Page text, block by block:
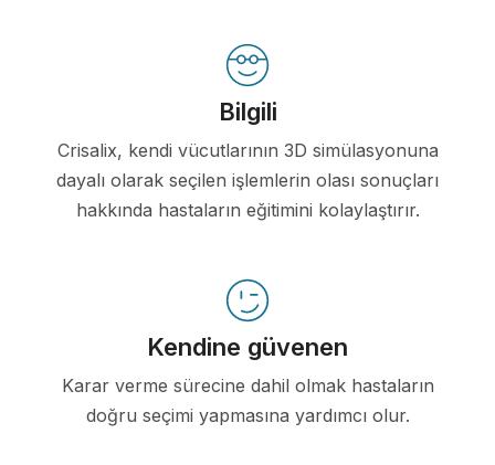
Bilgili
Crisalix, kendi vücutlarının 3D simülasyonuna
dayalı olarak seçilen işlemlerin olası sonuçları
hakkında hastaların eğitimini kolaylaştırır.
Kendine güvenen
Karar verme sürecine dahil olmak hastaların
doğru seçimi yapmasına yardımcı olur.